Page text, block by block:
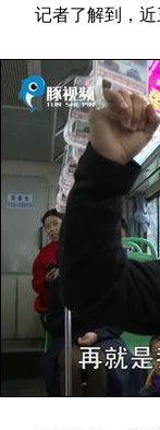
记者了解到，近